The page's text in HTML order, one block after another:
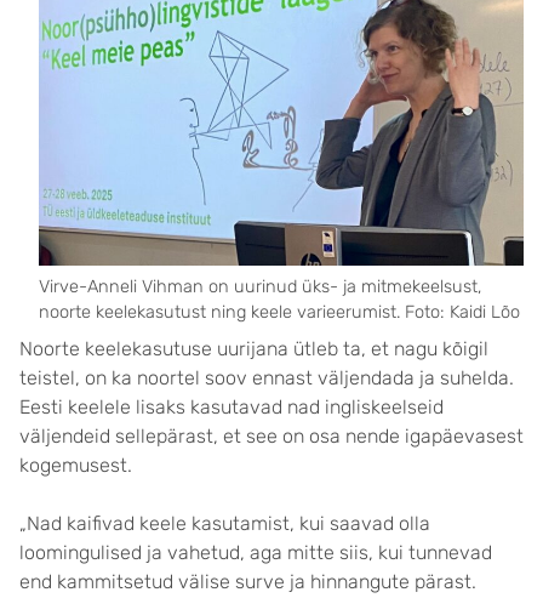
Virve-Anneli Vihman on uurinud üks- ja mitmekeelsust,
noorte keelekasutust ning keele varieerumist. Foto: Kaidi Lõo
Noorte keelekasutuse uurijana ütleb ta, et nagu kõigil
teistel, on ka noortel soov ennast väljendada ja suhelda.
Eesti keelele lisaks kasutavad nad ingliskeelseid
väljendeid sellepärast, et see on osa nende igapäevasest
kogemusest.
„Nad kaifivad keele kasutamist, kui saavad olla
loomingulised ja vahetud, aga mitte siis, kui tunnevad
end kammitsetud välise surve ja hinnangute pärast.